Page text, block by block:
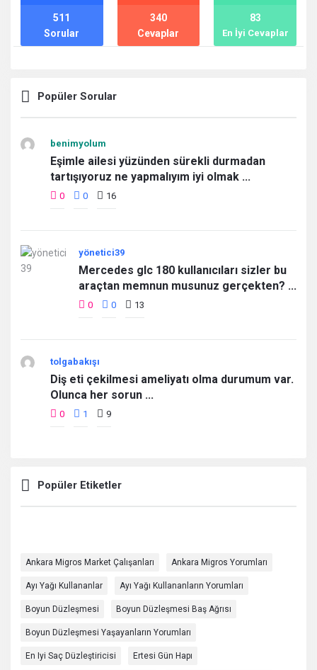
Sorular
511
Cevaplar
340
En İyi Cevaplar
83
Popüler Sorular
benimyolum
Eşimle ailesi yüzünden sürekli durmadan
tartışıyoruz ne yapmalıyım iyi olmak ...
0 0 16
yönetici39
Mercedes glc 180 kullanıcıları sizler bu
araçtan memnun musunuz gerçekten? ...
0 0 13
tolgabakışı
Diş eti çekilmesi ameliyatı olma durumum var.
Olunca her sorun ...
0 1 9
Popüler Etiketler
Ankara Migros Market Çalışanları Ankara Migros Yorumları
Ayı Yağı Kullananlar Ayı Yağı Kullananların Yorumları
Boyun Düzleşmesi Boyun Düzleşmesi Baş Ağrısı
Boyun Düzleşmesi Yaşayanların Yorumları
En Iyi Saç Düzleştiricisi Ertesi Gün Hapı